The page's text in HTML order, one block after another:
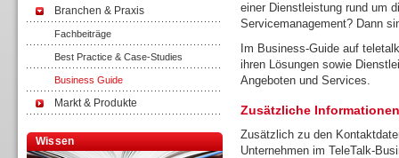
Branchen & Praxis
Fachbeiträge
Best Practice & Case-Studies
Business Guide
Markt & Produkte
Wissen
einer Dienstleistung rund um
Servicemanagement? Dann
Im Business-Guide auf
ihren Lösungen sowie
Angeboten und Services.
Zusätzliche
Zusätzlich zu den
Unternehmen im TeleTalk-